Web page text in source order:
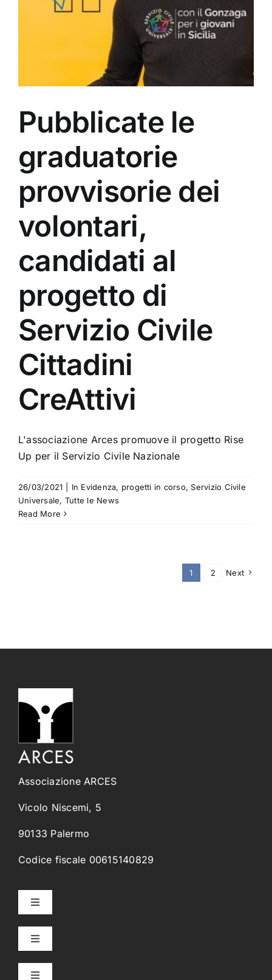
Pubblicate le
graduatorie
provvisorie dei
volontari,
candidati al
progetto di
Servizio Civile
Cittadini
CreAttivi
L'associazione Arces promuove il progetto Rise
Up per il Servizio Civile Nazionale
26/03/2021 In Evidenza, progetti in corso,Servizio Civile
Universale, Tutte le News
Read More
1 2 Next
Associazione ARCES
Vicolo Niscemi, 5
90133 Palermo
Codice fiscale 00615140829
Toggle
Home
Chi Siamo
Toggle
Collegi Universitari